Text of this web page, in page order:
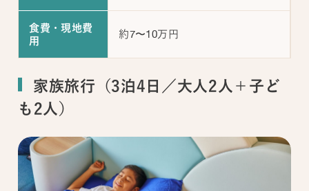
食費・現地費
用
約7〜10万円
家族旅行（3泊4日／大人2人＋子ど
も2人）